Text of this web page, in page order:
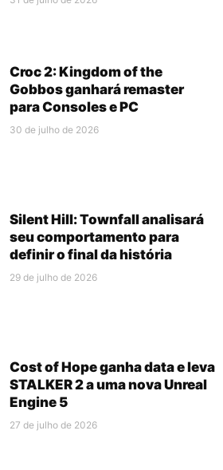
Croc 2: Kingdom of the
Gobbos ganhará remaster
para Consoles e PC
30 de julho de 2026
Silent Hill: Townfall analisará
seu comportamento para
definir o final da história
29 de julho de 2026
Cost of Hope ganha data e leva
STALKER 2 a uma nova Unreal
Engine 5
27 de julho de 2026